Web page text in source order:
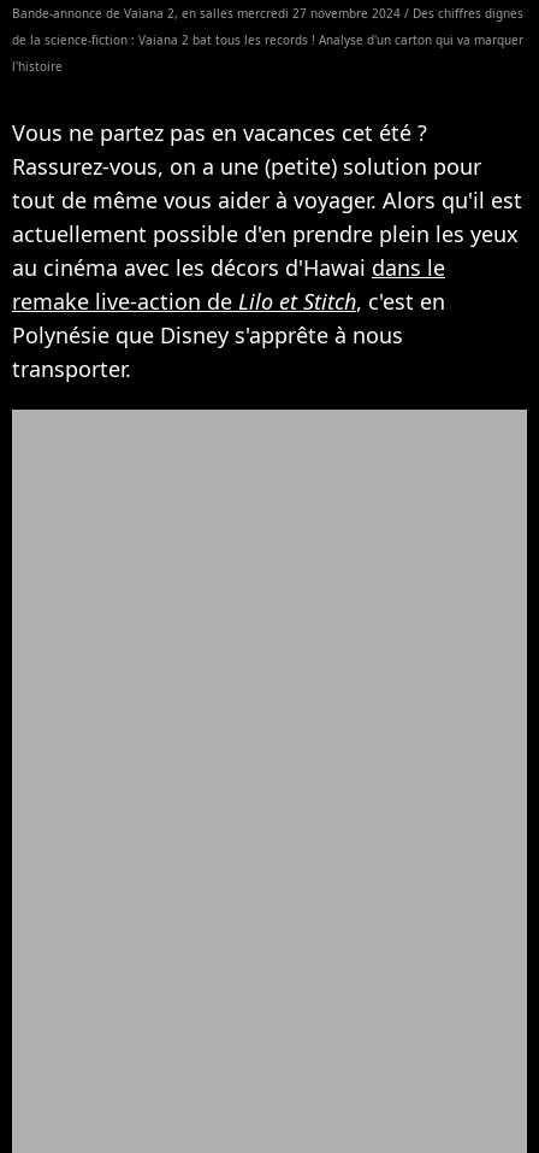
Bande-annonce de Vaiana 2, en salles mercredi 27 novembre 2024 / Des chiffres dignes
de la science-fiction : Vaiana 2 bat tous les records ! Analyse d'un carton qui va marquer
l'histoire
Vous ne partez pas en vacances cet été ?
Rassurez-vous, on a une (petite) solution pour
tout de même vous aider à voyager. Alors qu'il est
actuellement possible d'en prendre plein les yeux
au cinéma avec les décors d'Hawai dans le
remake live-action de Lilo et Stitch, c'est en
Polynésie que Disney s'apprête à nous
transporter.